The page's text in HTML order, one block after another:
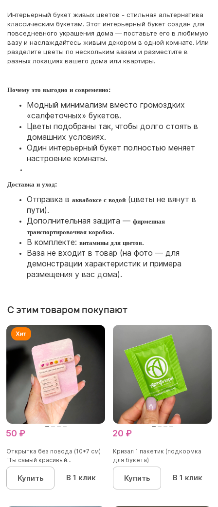
Интерьерный букет живых цветов - стильная альтернатива
классическим букетам. Этот интерьерный букет создан для
повседневного украшения дома — поставьте его в любимую
вазу и наслаждайтесь живым декором в одной комнате. Или
разделите цветы по нескольким вазам и разместите в
разных локациях вашего дома или квартиры.
Почему это выгодно и современно:
Модный минимализм вместо громоздких
«салфеточных» букетов.
Цветы подобраны так, чтобы долго стоять в
домашних условиях.
Один интерьерный букет полностью меняет
настроение комнаты.
Доставка и уход:
Отправка в аквабоксе с водой (цветы не вянут в
пути).
Дополнительная защита — фирменная
транспортировочная коробка.
В комплекте: витамины для цветов.
Ваза не входит в товар (на фото — для
демонстрации характеристик и примера
размещения у вас дома).
С этим товаром покупают
50 ₽
Открытка без повода (10*7 см)
"Ты самый красивый...
Купить В 1 клик
20 ₽
Кризал 1 пакетик (подкормка
для букета)
Купить В 1 клик